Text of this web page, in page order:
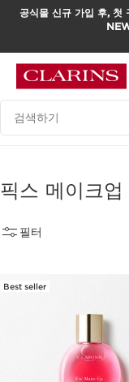
컨텐츠로 이동하기
공식몰 신규 가입 후, 첫
범례 검색하기
픽스 메이크업
필터
Best seller